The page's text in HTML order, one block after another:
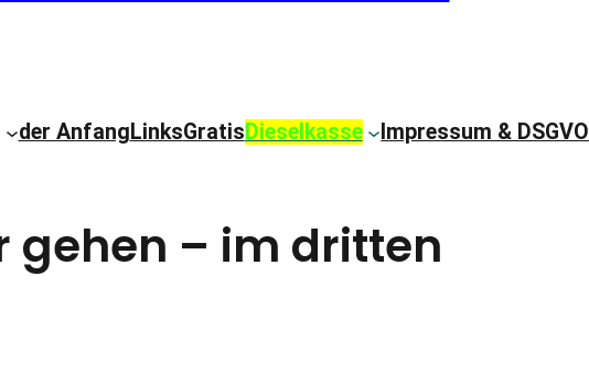
der AnfangLinksGratisDieselkasse Impressum & DSGVO
gehen – im dritten